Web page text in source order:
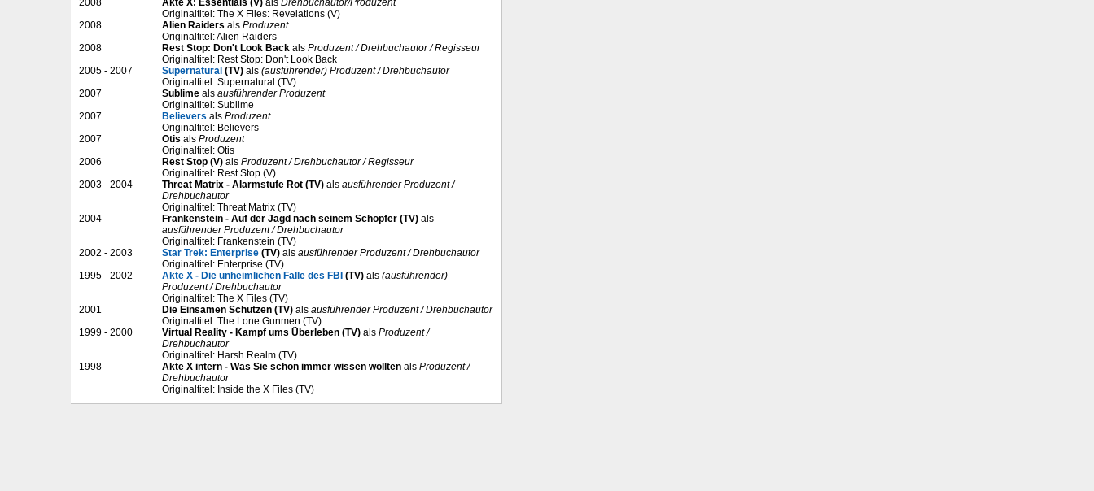
Originaltitel: The X Files: Revelations (V)
2008
Alien Raiders als Produzent
Originaltitel: Alien Raiders
2008
Rest Stop: Don't Look Back als Produzent / Drehbuchautor / Regisseur
Originaltitel: Rest Stop: Don't Look Back
2005 - 2007
Supernatural (TV) als (ausführender) Produzent / Drehbuchautor
Originaltitel: Supernatural (TV)
2007
Sublime als ausführender Produzent
Originaltitel: Sublime
2007
Believers als Produzent
Originaltitel: Believers
2007
Otis als Produzent
Originaltitel: Otis
2006
Rest Stop (V) als Produzent / Drehbuchautor / Regisseur
Originaltitel: Rest Stop (V)
2003 - 2004
Threat Matrix - Alarmstufe Rot (TV) als ausführender Produzent /
Drehbuchautor
Originaltitel: Threat Matrix (TV)
2004
Frankenstein - Auf der Jagd nach seinem Schöpfer (TV) als
ausführender Produzent / Drehbuchautor
Originaltitel: Frankenstein (TV)
2002 - 2003
Star Trek: Enterprise (TV) als ausführender Produzent / Drehbuchautor
Originaltitel: Enterprise (TV)
1995 - 2002
Akte X - Die unheimlichen Fälle des FBI (TV) als (ausführender)
Produzent / Drehbuchautor
Originaltitel: The X Files (TV)
2001
Die Einsamen Schützen (TV) als ausführender Produzent / Drehbuchautor
Originaltitel: The Lone Gunmen (TV)
1999 - 2000
Virtual Reality - Kampf ums Überleben (TV) als Produzent /
Drehbuchautor
Originaltitel: Harsh Realm (TV)
1998
Akte X intern - Was Sie schon immer wissen wollten als Produzent /
Drehbuchautor
Originaltitel: Inside the X Files (TV)